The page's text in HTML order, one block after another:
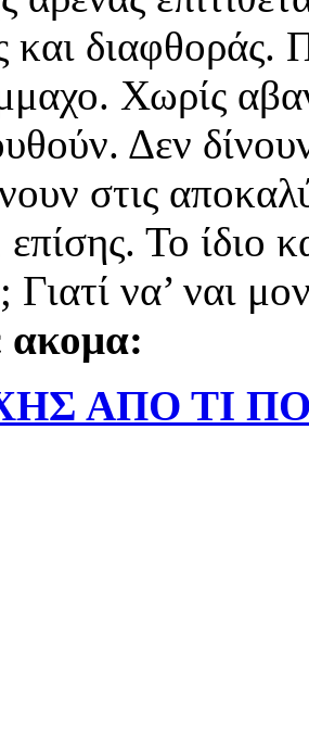
και διαφθοράς.
Χωρίς
Δεν
στις
επίσης. Το ίδιο
να’ ναι
ακομα:
ΑΠΟ ΤΙ